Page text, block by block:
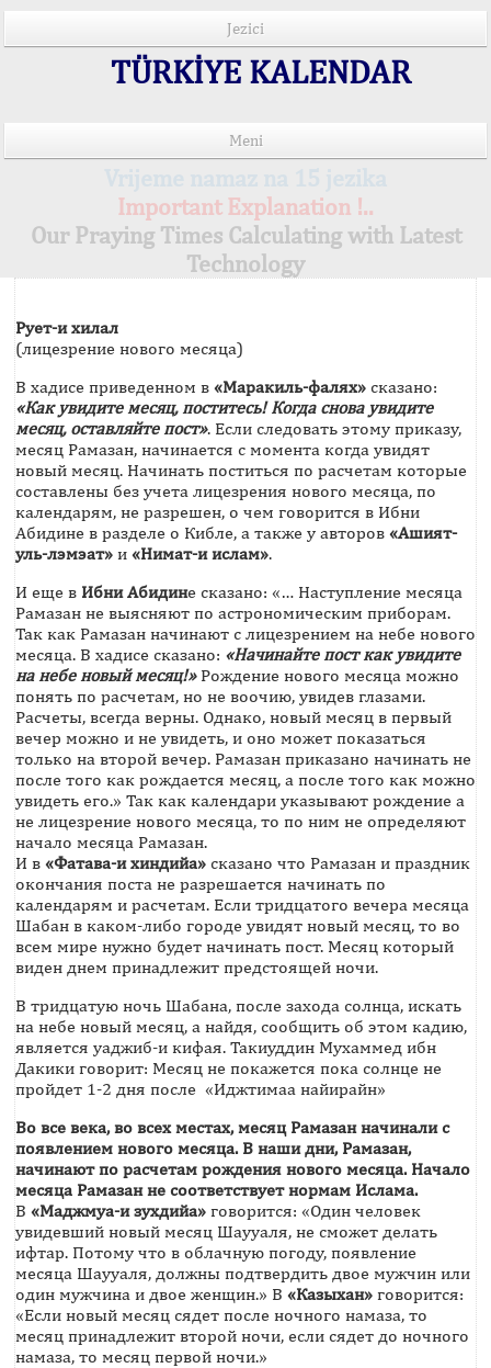
Jezici
TÜRKİYE KALENDAR
Meni
Important Explanation !..
Our Praying Times Calculating with Latest
Technology
Рует-и хилал
(лицезрение нового месяца)
В хадисе приведенном в «Маракиль-фалях» сказано:
«Как увидите месяц, поститесь! Когда снова увидите
месяц, оставляйте пост». Если следовать этому приказу,
месяц Рамазан, начинается с момента когда увидят
новый месяц. Начинать поститься по расчетам которые
составлены без учета лицезрения нового месяца, по
календарям, не разрешен, о чем говорится в Ибни
Абидине в разделе о Кибле, а также у авторов «Ашият-
уль-лэмэат» и «Нимат-и ислам».
И еще в Ибни Абидине сказано: «… Наступление месяца
Рамазан не выясняют по астрономическим приборам.
Так как Рамазан начинают с лицезрением на небе нового
месяца. В хадисе сказано: «Начинайте пост как увидите
на небе новый месяц!»Рождение нового месяца можно
понять по расчетам, но не воочию, увидев глазами.
Расчеты, всегда верны. Однако, новый месяц в первый
вечер можно и не увидеть, и оно может показаться
только на второй вечер. Рамазан приказано начинать не
после того как рождается месяц, а после того как можно
увидеть его.» Так как календари указывают рождение а
не лицезрение нового месяца, то по ним не определяют
начало месяца Рамазан.
И в «Фатава-и хиндийа» сказано что Рамазан и праздник
окончания поста не разрешается начинать по
календарям и расчетам. Если тридцатого вечера месяца
Шабан в каком-либо городе увидят новый месяц, то во
всем мире нужно будет начинать пост. Месяц который
виден днем принадлежит предстоящей ночи.
В тридцатую ночь Шабана, после захода солнца, искать
на небе новый месяц, а найдя, сообщить об этом кадию,
является уаджиб-и кифая. Такиуддин Мухаммед ибн
Дакики говорит: Месяц не покажется пока солнце не
пройдет 1-2 дня после «Иджтимаа найирайн»
Во все века, во всех местах, месяц Рамазан начинали с
появлением нового месяца. В наши дни, Рамазан,
начинают по расчетам рождения нового месяца. Начало
месяца Рамазан не соответствует нормам Ислама.
В «Маджмуа-и зухдийа» говорится: «Один человек
увидевший новый месяц Шаууаля, не сможет делать
ифтар. Потому что в облачную погоду, появление
месяца Шаууаля, должны подтвердить двое мужчин или
один мужчина и двое женщин.» В «Казыхан» говорится:
«Если новый месяц сядет после ночного намаза, то
месяц принадлежит второй ночи, если сядет до ночного
намаза, то месяц первой ночи.»